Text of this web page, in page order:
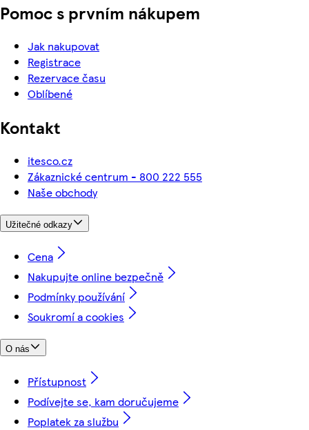
Pomoc s prvním nákupem
Jak nakupovat
Registrace
Rezervace času
Oblíbené
Kontakt
itesco.cz
Zákaznické centrum - 800 222 555
Naše obchody
Užitečné odkazy
Cena
Nakupujte online bezpečně
Podmínky používání
Soukromí a cookies
O nás
Přístupnost
Podívejte se, kam doručujeme
Poplatek za službu